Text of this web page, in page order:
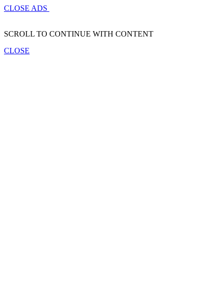
CLOSE ADS
SCROLL TO CONTINUE WITH CONTENT
CLOSE